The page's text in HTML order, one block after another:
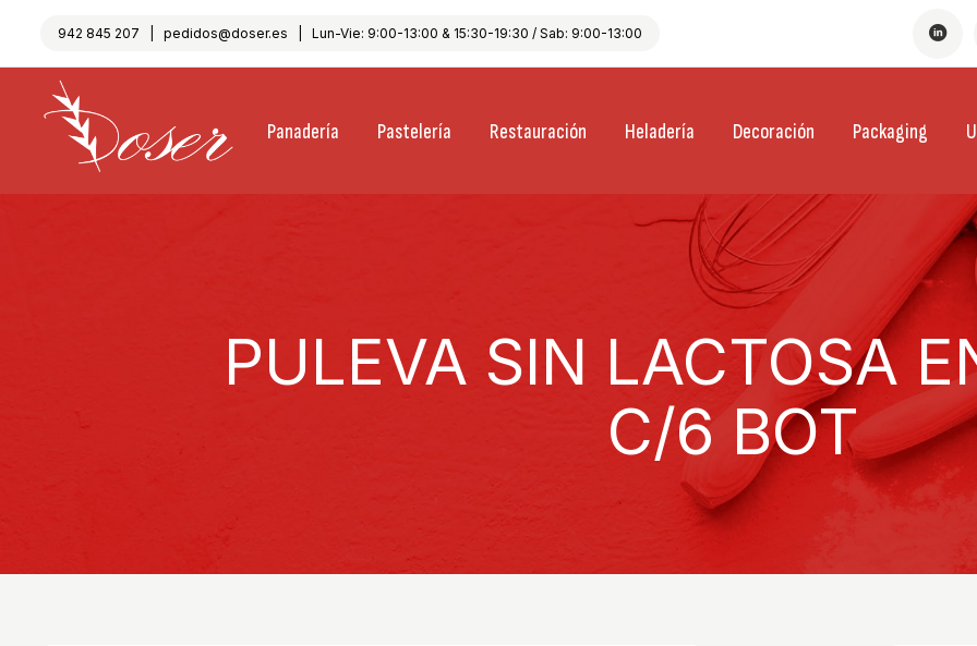
942 845 207 pedidos@doser.es | Lun-Vie: 9:00-13:00 & 15:30-19:30 / Sab: 9:00-13:00
Panadería Pastelería Restauración Heladería Decoración Packaging
PULEVA SIN LACTOSA
C/6 BOT